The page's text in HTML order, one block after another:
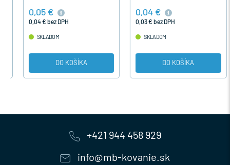
upevnenie časti kovania u
plastových okien a dverí.
0,05 €
0,04 € bez DPH
SKLADOM
DO KOŠÍKA
upevnenie časti kovania u
plastových okien a dverí.
0,04 €
0,03 € bez DPH
SKLADOM
DO KOŠÍKA
+421 944 458 929
info@mb-kovanie.sk